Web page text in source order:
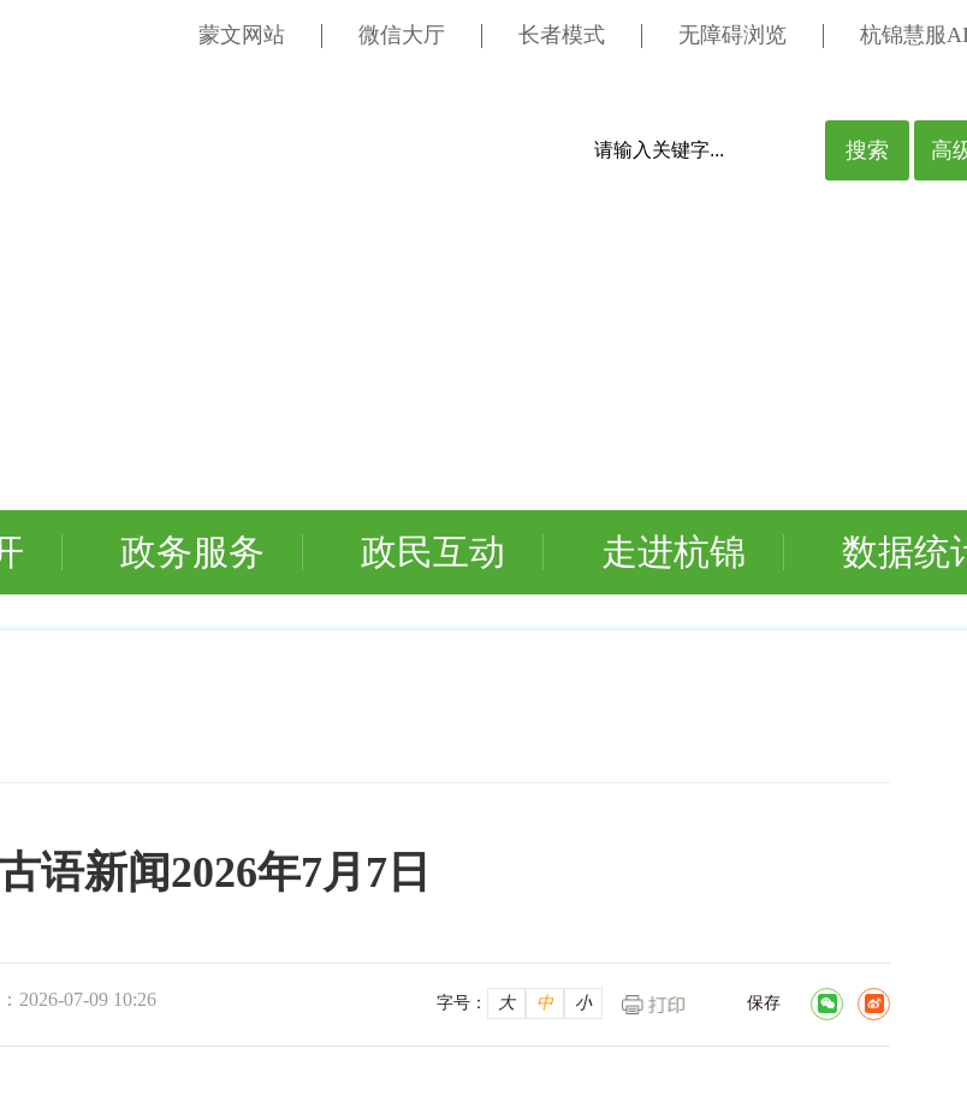
蒙文网站 微信大厅 长者模式 无障碍浏览 杭锦慧服
政务服务 政民互动 走进杭锦 数据统
语新闻2026年7月7日
2026-07-09 10:26 字号： 大 中 小 保存